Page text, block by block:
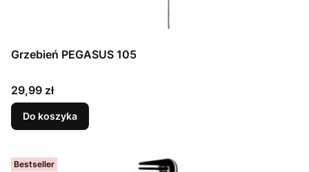
Grzebień PEGASUS 105
Cena
29,99 zł
Do koszyka
Bestseller